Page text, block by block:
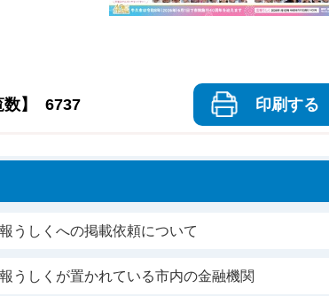
】 6737 印刷する
うしくへの掲載依頼について
うしくが置かれている市内の金融機関